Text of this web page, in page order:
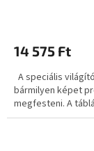
14 575 Ft
A speciális
bármilyen képet
megfesteni. A